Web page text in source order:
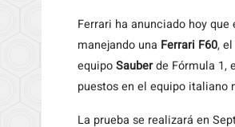
Ferrari ha anunciado hoy
manejando una Ferrari F60,
equipoSauberde Fórmula 1,
puestos en el equipo italiano
La prueba se realizará en